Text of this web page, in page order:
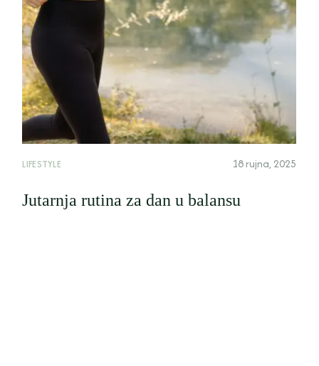
LIFESTYLE 18 rujna, 2025
Jutarnja rutina za dan u balansu